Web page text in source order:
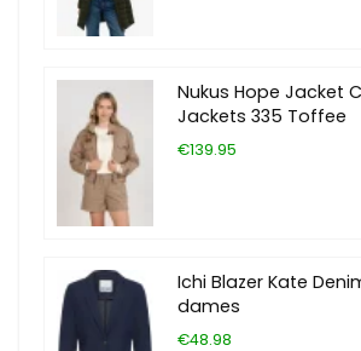
Nukus Hope Jacket
Jackets 335 Toffee
€139.95
Ichi Blazer Kate
dames
€48.98